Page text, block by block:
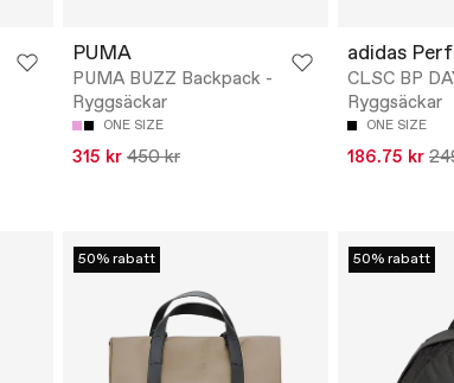
PUMA
PUMA BUZZ Backpack -
Ryggsäckar
ONE SIZE
315 kr 450 kr
adidas
CLSC BP
Ryggsäckar
ONE SIZE
186.75 kr
50% rabatt 50% rabatt